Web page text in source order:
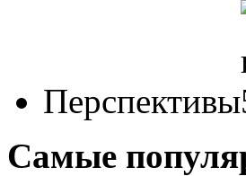
Перспективы
Самые